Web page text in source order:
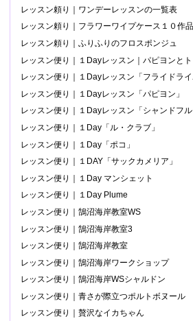
レッスン頼り｜ワンデーレッスンの一覧表
レッスン頼り｜フラワーワイプケース１０作
レッスン頼り｜ふりふりのフロスポンジュ
レッスン便り｜１Dayレッスン｜パピヨンと
レッスン便り｜１Dayレッスン「フライドライ
レッスン便り｜１Dayレッスン「パピヨン」
レッスン便り｜１Dayレッスン「シャンドフル
レッスン便り｜１Day「ル・クラブ」
レッスン便り｜１Day「ポコ」
レッスン便り｜１DAY「サックカメリア」
レッスン便り｜１Day マンシェット
レッスン便り｜１Day Plume
レッスン便り｜鵠沼海岸教室WS
レッスン便り｜鵠沼海岸教室3
レッスン便り｜鵠沼海岸教室
レッスン便り｜鵠沼海岸ワークショップ
レッスン便り｜鵠沼海岸WSシャルドン
レッスン便り｜青さが際立つポルトボヌール
レッスン便り｜贅沢なイカちゃん